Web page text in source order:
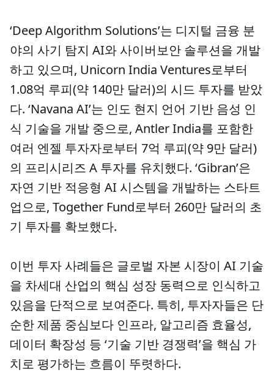
‘Deep Algorithm Solutions’는 디지털 금융 분
야의 사기 탐지 AI와 사이버보안 솔루션을 개발
하고 있으며, Unicorn India Ventures로부터
1.08억 루피(약 140만 달러)의 시드 투자를 받았
다. ‘Navana AI’는 인도 현지 언어 기반 음성 인
식 기술을 개발 중으로, Antler India를 포함한
여러 엔젤 투자자로부터 7억 루피(약 9만 달러)
의 프리시리즈 A 투자를 유치했다. ‘Gibran’은
자연 기반 적응형 AI 시스템을 개발하는 스타트
업으로, Together Fund로부터 260만 달러의 초
기 투자를 확보했다.
이번 투자 사례들은 글로벌 자본 시장이 AI 기술
을 차세대 산업의 핵심 성장 동력으로 인식하고
있음을 단적으로 보여준다. 특히, 투자자들은 단
순한 제품 중심보다 인프라, 알고리즘 효율성,
데이터 확장성 등 ‘기술 기반 경쟁력’을 핵심 가
치로 평가하는 흐름이 뚜렷하다.